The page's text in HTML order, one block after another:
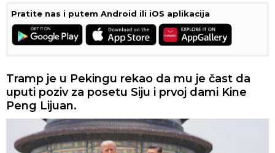
Pratite nas i putem Android ili iOS aplikacija
Tramp je u Pekingu rekao da mu je čast da
uputi poziv za posetu Siju i prvoj dami Kine
Peng Lijuan.